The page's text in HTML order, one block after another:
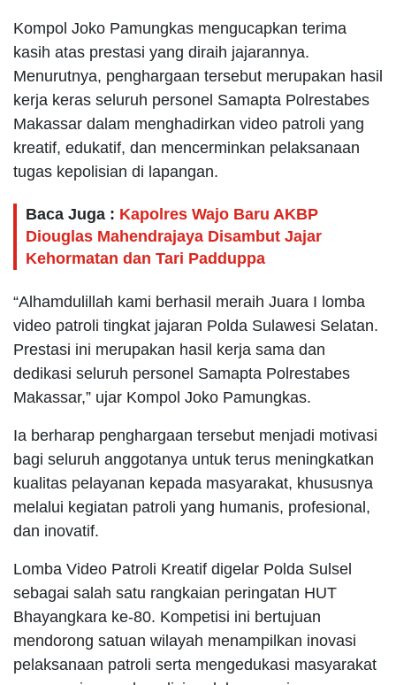
Kompol Joko Pamungkas mengucapkan terima
kasih atas prestasi yang diraih jajarannya.
Menurutnya, penghargaan tersebut merupakan hasil
kerja keras seluruh personel Samapta Polrestabes
Makassar dalam menghadirkan video patroli yang
kreatif, edukatif, dan mencerminkan pelaksanaan
tugas kepolisian di lapangan.
Baca Juga : Kapolres Wajo Baru AKBP
Diouglas Mahendrajaya Disambut Jajar
Kehormatan dan Tari Padduppa
“Alhamdulillah kami berhasil meraih Juara I lomba
video patroli tingkat jajaran Polda Sulawesi Selatan.
Prestasi ini merupakan hasil kerja sama dan
dedikasi seluruh personel Samapta Polrestabes
Makassar,” ujar Kompol Joko Pamungkas.
Ia berharap penghargaan tersebut menjadi motivasi
bagi seluruh anggotanya untuk terus meningkatkan
kualitas pelayanan kepada masyarakat, khususnya
melalui kegiatan patroli yang humanis, profesional,
dan inovatif.
Lomba Video Patroli Kreatif digelar Polda Sulsel
sebagai salah satu rangkaian peringatan HUT
Bhayangkara ke-80. Kompetisi ini bertujuan
mendorong satuan wilayah menampilkan inovasi
pelaksanaan patroli serta mengedukasi masyarakat